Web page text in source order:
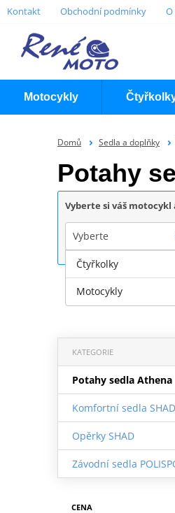
Kontakt Obchodní podmínky O
Motocykly
Domů Sedla a doplňky
Potahy
Vyberte si váš
Vyberte
KATEGORIE
Potahy sedla Athena
Komfortní sedla SHAD
Opěrky SHAD
Závodní sedla
CENA
Čtyřkolky
Motocykly